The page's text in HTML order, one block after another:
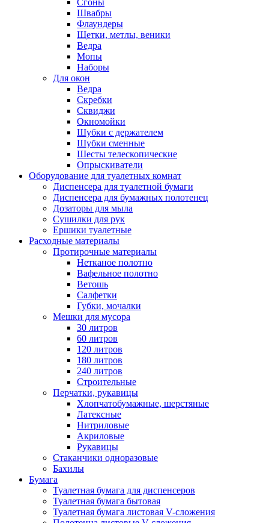
Сгоны
Швабры
Флаундеры
Щетки, метлы, веники
Ведра
Мопы
Наборы
Для окон
Ведра
Скребки
Сквиджи
Окномойки
Шубки с держателем
Шубки сменные
Шесты телескопические
Опрыскиватели
Оборудование для туалетных комнат
Диспенсера для туалетной бумаги
Диспенсера для бумажных полотенец
Дозаторы для мыла
Сушилки для рук
Ершики туалетные
Расходные материалы
Протирочные материалы
Нетканое полотно
Вафельное полотно
Ветошь
Салфетки
Губки, мочалки
Мешки для мусора
30 литров
60 литров
120 литров
180 литров
240 литров
Строительные
Перчатки, рукавицы
Хлопчатобумажные, шерстяные
Латексные
Нитриловые
Акриловые
Рукавицы
Стаканчики одноразовые
Бахилы
Бумага
Туалетная бумага для диспенсеров
Туалетная бумага бытовая
Туалетная бумага листовая V-сложения